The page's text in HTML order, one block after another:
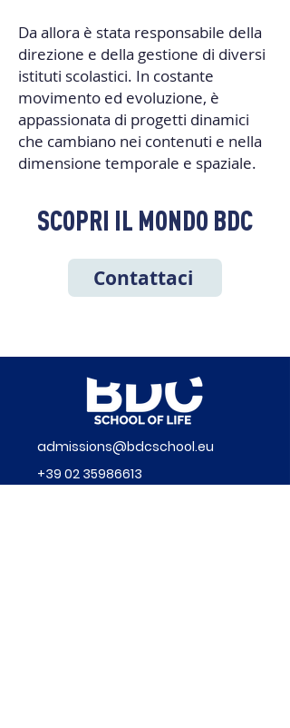
Da allora è stata responsabile della
direzione e della gestione di diversi
istituti scolastici. In costante
movimento ed evoluzione, è
appassionata di progetti dinamici
che cambiano nei contenuti e nella
dimensione temporale e spaziale.
SCOPRI IL MONDO BDC
Contattaci
admissions@bdcschool.eu
+39 02 35986613